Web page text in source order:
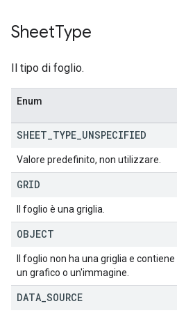
SheetType
Il tipo di foglio.
Enum
SHEET TYPE UNSPECIFIED
Valore predefinito, non utilizzare.
GRID
Il foglio è una griglia.
OBJECT
Il foglio non ha una griglia e
un grafico o un'immagine.
DATA SOURCE